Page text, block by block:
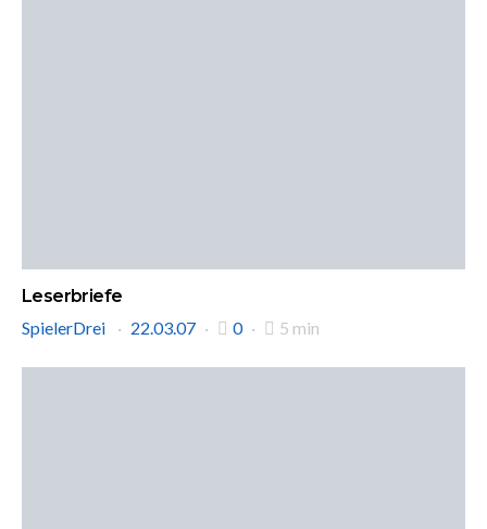
Leserbriefe
SpielerDrei
22.03.07 0 5 min